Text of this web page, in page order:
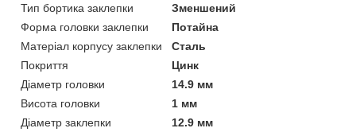
Тип бортика заклепки
Зменшений
Форма головки заклепки
Потайна
Матеріал корпусу заклепки
Сталь
Покриття
Цинк
Діаметр головки
14.9 мм
Висота головки
1 мм
Діаметр заклепки
12.9 мм